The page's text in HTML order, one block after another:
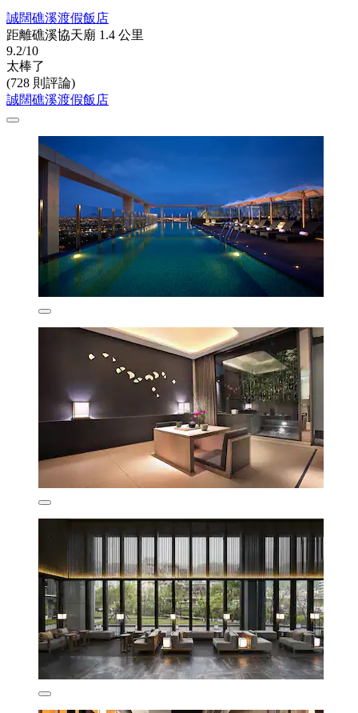
誠闊礁溪渡假飯店
距離礁溪協天廟 1.4 公里
9.2/10
太棒了
(728 則評論)
誠闊礁溪渡假飯店